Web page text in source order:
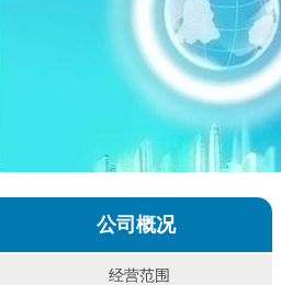
公司概况
经营范围